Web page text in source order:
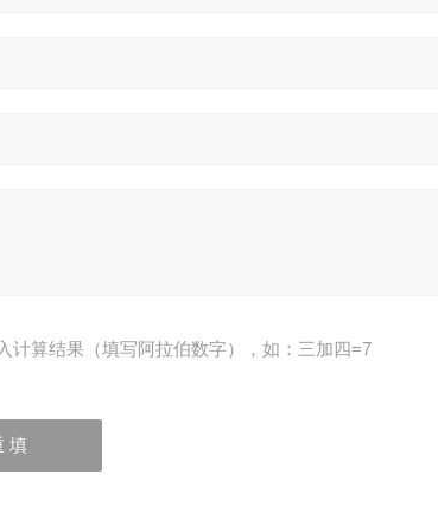
计算结果（填写阿拉伯数字），如：三加四=7